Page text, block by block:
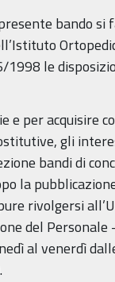
bando
le
e per acquisire
gli
bandi di
la
rivolgersi
del Personale
al venerdì